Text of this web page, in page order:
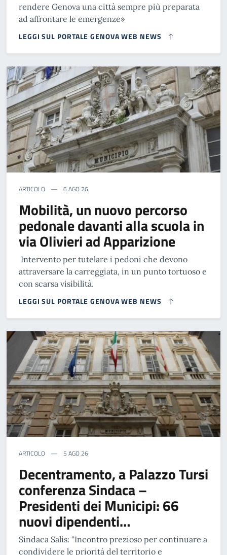
rendere Genova una città sempre più preparata
ad affrontare le emergenze»
LEGGI SUL PORTALE GENOVA WEB NEWS
ARTICOLO 6 AGO 26
Mobilità, un nuovo percorso
pedonale davanti alla scuola in
via Olivieri ad Apparizione
Intervento per tutelare i pedoni che devono
attraversare la carreggiata, in un punto tortuoso e
con scarsa visibilità.
LEGGI SUL PORTALE GENOVA WEB NEWS
ARTICOLO 5 AGO 26
Decentramento, a Palazzo Tursi
conferenza Sindaca –
Presidenti dei Municipi: 66
nuovi dipendenti…
Sindaca Salis: “Incontro prezioso per continuare a
condividere le priorità del territorio e